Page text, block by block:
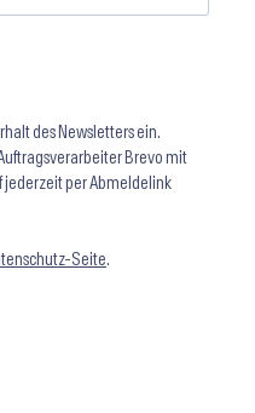
des Newsletters ein.
Brevo mit
jederzeit per Abmeldelink
Seite.